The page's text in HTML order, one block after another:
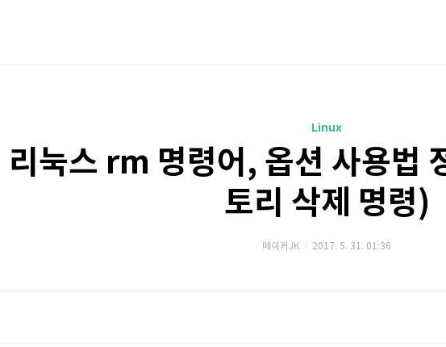
Linux
리눅스 rm 명령어, 옵션 사용법
토리 삭제 명령)
메이커JK 2017. 5. 31. 01:36